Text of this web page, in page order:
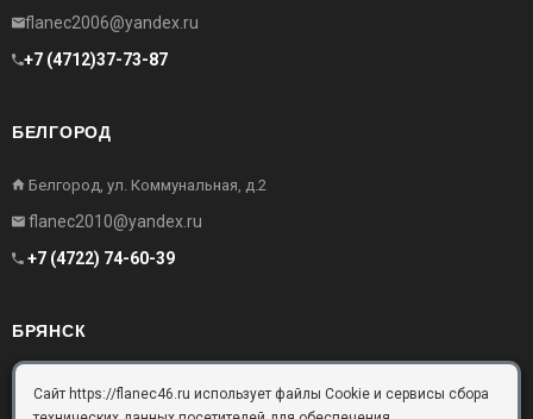
flanec2006@yandex.ru
+7 (4712)37-73-87
БЕЛГОРОД
Белгород, ул. Коммунальная, д.2
flanec2010@yandex.ru
+7 (4722) 74-60-39
БРЯНСК
Брянск, Московский проезд, д.10, офис 3
Сайт https://flanec46.ru использует файлы Cookie и сервисы сбора